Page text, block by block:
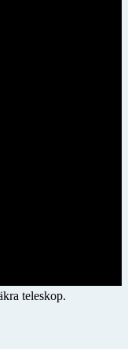
teleskop.